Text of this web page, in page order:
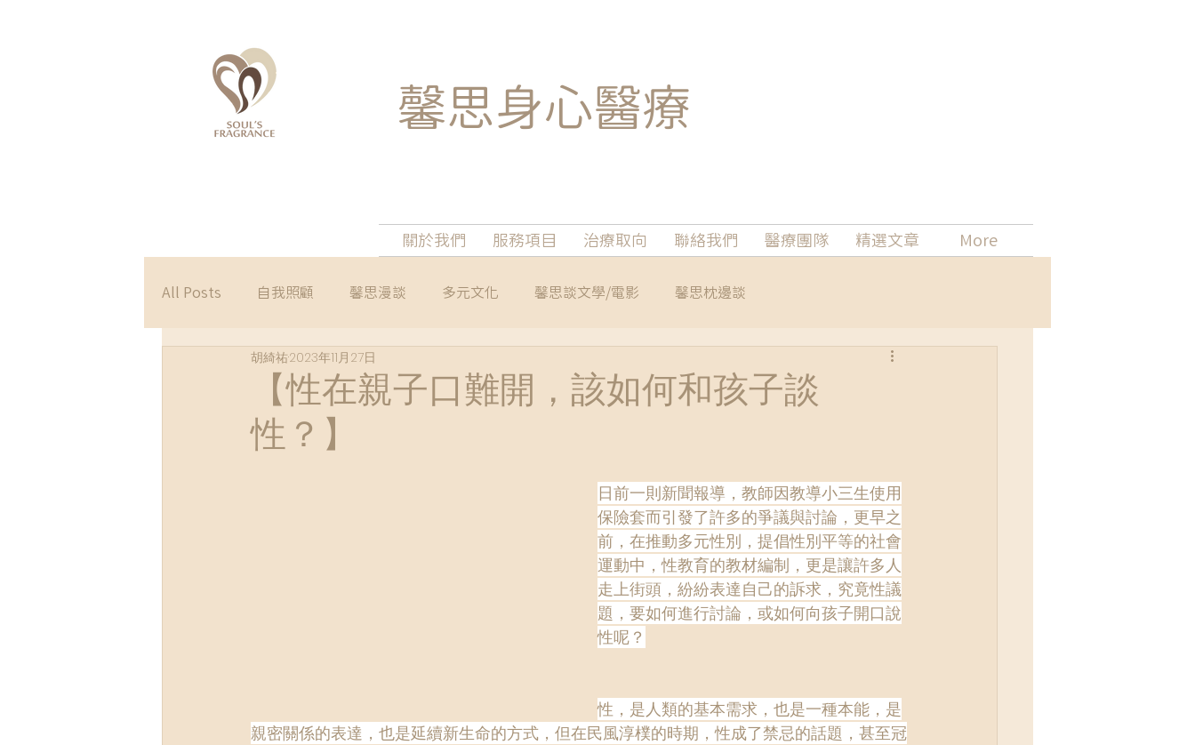
馨思身心醫療
關於我們 服務項目 治療取向 聯絡我們 醫療團隊 精選文章 More
All Posts 自我照顧 馨思漫談 多元文化 馨思談文學/電影 馨思枕邊談
【性在親子口難開，該如何和孩子談
性？】
胡綺祐2023年11月27日
日前一則新聞報導，教師因教導小三生使用
保險套而引發了許多的爭議與討論，更早之
前，在推動多元性別，提倡性別平等的社會
運動中，性教育的教材編制，更是讓許多人
走上街頭，紛紛表達自己的訴求，究竟性議
題，要如何進行討論，或如何向孩子開口說
性呢？
性，是人類的基本需求，也是一種本能，是
親密關係的表達，也是延續新生命的方式，但在民風淳樸的時期，性成了禁忌的話題，甚至冠